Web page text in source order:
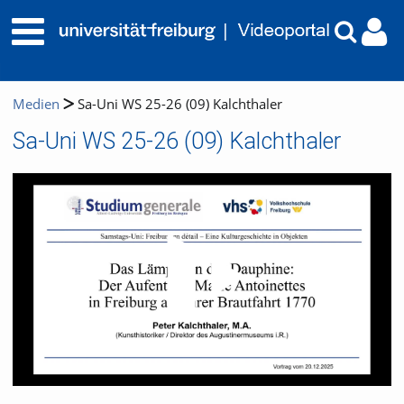
Medien Sa-Uni WS 25-26 (09) Kalchthaler
Sa-Uni WS 25-26 (09) Kalchthaler